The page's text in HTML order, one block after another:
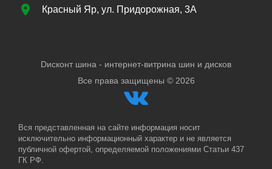
Красный Яр, ул. Придорожная, 3А
Dисконт шина - интернет-витрина шин и дисков
Все права защищены © 2026
Вся представленная на сайте информация носит
исключительно информационный характер и не является
публичной офертой, определяемой положениями Статьи 437
ГК РФ.